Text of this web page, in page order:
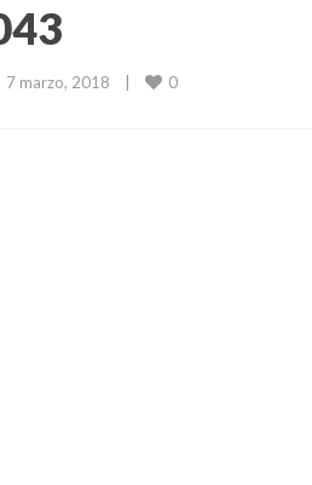
7 marzo, 2018 0